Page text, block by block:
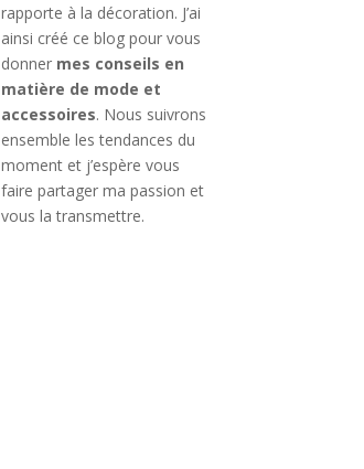
rapporte à la décoration. J’ai
ainsi créé ce blog pour vous
donner mes conseils en
matière de mode et
accessoires. Nous suivrons
ensemble les tendances du
moment et j’espère vous
faire partager ma passion et
vous la transmettre.